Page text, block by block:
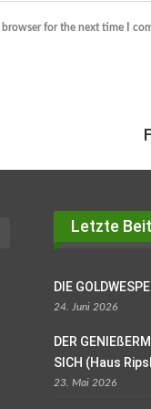
for the next time I
Letzte
DIE GOLDWESPE
24. Juni 2026
DER
SICH (Haus
23. Mai 2026